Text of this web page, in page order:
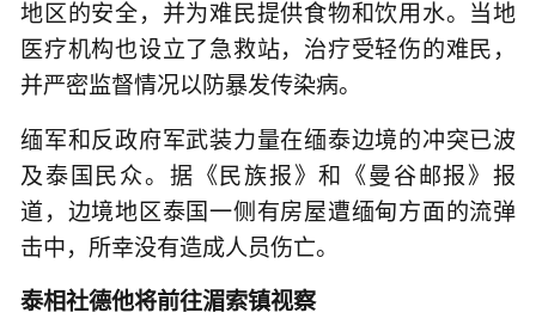
地区的安全，并为难民提供食物和饮用水。当地
医疗机构也设立了急救站，治疗受轻伤的难民，
并严密监督情况以防暴发传染病。
缅军和反政府军武装力量在缅泰边境的冲突已波
及泰国民众。据《民族报》和《曼谷邮报》报
道，边境地区泰国一侧有房屋遭缅甸方面的流弹
击中，所幸没有造成人员伤亡。
泰相社德他将前往湄索镇视察